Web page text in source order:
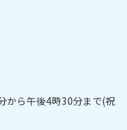
から午後4時30分まで(祝